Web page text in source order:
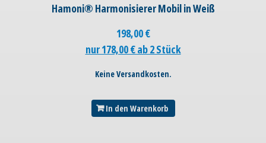
Hamoni® Harmonisierer Mobil in Weiß
198,00€
nur 178,00 € ab 2 Stück
Keine Versandkosten.
In den Warenkorb